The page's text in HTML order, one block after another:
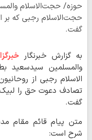
حوزه/ حجت‌الاسلام
حجت‌الاسلام رجبی که بر
گفت.
به گزارش خبرنگار
والمسلمین سیدسعید
الاسلام رجبی از
تصادف دعوت حق را
گفت.
متن پیام قائم مقام
شرح است: